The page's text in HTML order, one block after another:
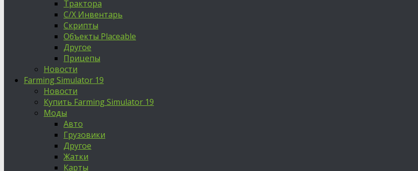
Трактора
С/Х Инвентарь
Скрипты
Объекты Placeable
Другое
Прицепы
Новости
Farming Simulator 19
Новости
Купить Farming Simulator 19
Моды
Авто
Грузовики
Другое
Жатки
Карты